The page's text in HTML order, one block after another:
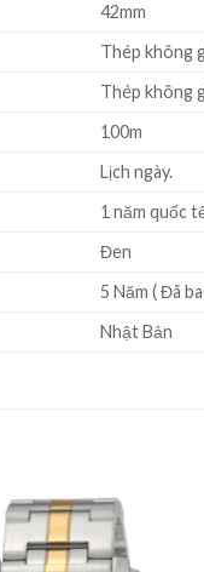
42mm
Thép không
Thép không
100m
Lịch ngày.
1 năm quốc
Đen
5 Năm ( Đã
Nhật Bản